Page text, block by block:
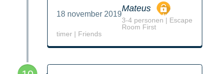
18 november 2019
Mateus
3-4 personen | Escape
Room First
timer | Friends